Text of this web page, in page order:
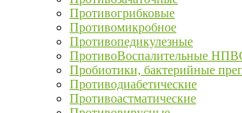
Противогрибковые
Противомикробное
Противопедикулезные
ПротивоВоспалительные
Пробиотики, бактерийные
Противодиабетические
Противоастматические